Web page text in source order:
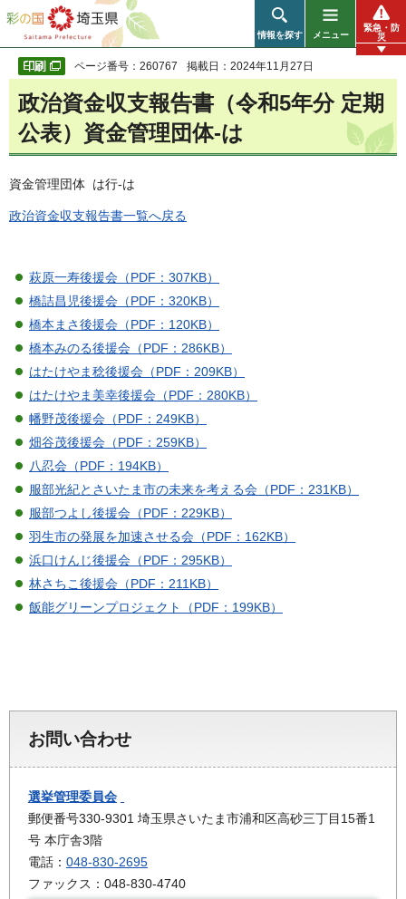
彩の国 埼玉県
情報を探す メニュー
緊急・防
災
ページ番号：260767 掲載日：2024年11月27日
政治資金収支報告書（令和5年分 定期
公表）資金管理団体-は
資金管理団体 は行-は
政治資金収支報告書一覧へ戻る
萩原一寿後援会（PDF：307KB）
橋詰昌児後援会（PDF：320KB）
橋本まさ後援会（PDF：120KB）
橋本みのる後援会（PDF：286KB）
はたけやま稔後援会（PDF：209KB）
はたけやま美幸後援会（PDF：280KB）
幡野茂後援会（PDF：249KB）
畑谷茂後援会（PDF：259KB）
八忍会（PDF：194KB）
服部光紀とさいたま市の未来を考える会（PDF：231KB）
服部つよし後援会（PDF：229KB）
羽生市の発展を加速させる会（PDF：162KB）
浜口けんじ後援会（PDF：295KB）
林さちこ後援会（PDF：211KB）
飯能グリーンプロジェクト（PDF：199KB）
お問い合わせ
選挙管理委員会
郵便番号330-9301 埼玉県さいたま市浦和区高砂三丁目15番1
号 本庁舎3階
電話： 048-830-2695
ファックス：048-830-4740